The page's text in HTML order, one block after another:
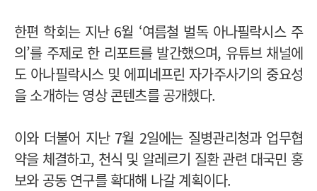
한편 학회는 지난 6월 ‘여름철 벌독 아나필락시스 주
의’를 주제로 한 리포트를 발간했으며, 유튜브 채널에
도 아나필락시스 및 에피네프린 자가주사기의 중요성
을 소개하는 영상 콘텐츠를 공개했다.
이와 더불어 지난 7월 2일에는 질병관리청과 업무협
약을 체결하고, 천식 및 알레르기 질환 관련 대국민 홍
보와 공동 연구를 확대해 나갈 계획이다.